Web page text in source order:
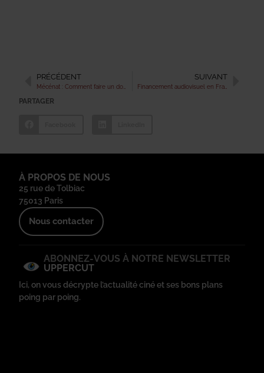
PRÉCÉDENT SUIVANT
Financement audiovisuel en France : prisme sur le Mécénat
PARTAGER
À PROPOS DE NOUS
25 rue de Tolbiac
75013 Paris
Nous contacter
ABONNEZ-VOUS À NOTRE NEWSLETTER
UPPERCUT
Ici, on vous décrypte l’actualité ciné et ses bons plans
poing par poing.